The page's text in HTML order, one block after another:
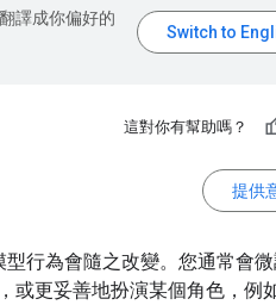
譯成你偏好的
這對你有幫助嗎？
提供
行為會隨之改變。您通常會
或更妥善地扮演某個角色，例